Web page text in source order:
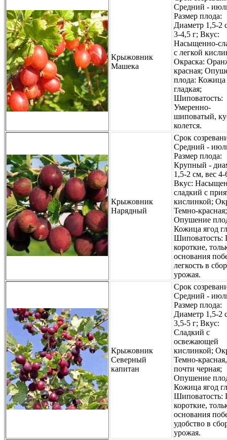
Крыжовник
Машека
Средний -
Размер плода:
Диаметр 1,5-2
3-4,5 г; Вкус:
Насыщенно-
с легкой
Окраска:
красная;
плода: Кожица
гладкая;
Шиповатость:
Умеренно-
шиповатый,
колется.
Крыжовник
Нарядный
Срок
Средний -
Размер плода:
Крупный -
1,5-2 см, вес 4-
Вкус:
сладкий с
кислинкой;
Темно-красная;
Опушение
Кожица ягод
короткие,
основания
легкость в
урожая.
Крыжовник
Северный
капитан
Срок
Средний -
Размер плода:
Диаметр 1,5-2
3,5-5 г; Вкус:
Сладкий с
освежающей
кислинкой;
Темно-красная,
почти черная;
Опушение
Кожица ягод
короткие,
основания
удобство в
урожая.